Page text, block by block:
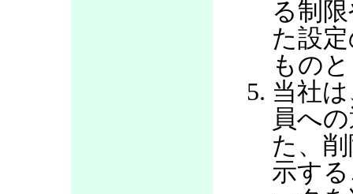
る制
た設
もの
当社
員へ
た、
示す